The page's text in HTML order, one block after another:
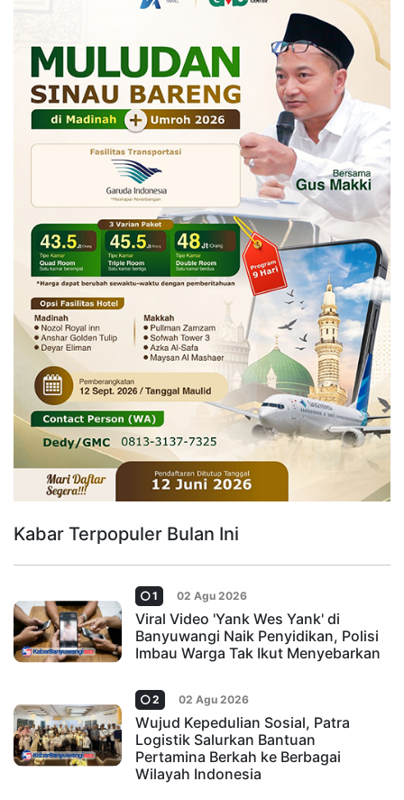
Kabar Terpopuler Bulan Ini
1 02 Agu 2026
Viral Video 'Yank Wes Yank' di
Banyuwangi Naik Penyidikan, Polisi
Imbau Warga Tak Ikut Menyebarkan
2 02 Agu 2026
Wujud Kepedulian Sosial, Patra
Logistik Salurkan Bantuan
Pertamina Berkah ke Berbagai
Wilayah Indonesia